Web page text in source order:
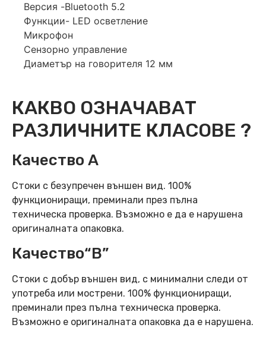
Версия -Bluetooth 5.2
Функции- LED осветление
Микрофон
Сензорно управление
Диаметър на говорителя 12 мм
КАКВО ОЗНАЧАВАТ
РАЗЛИЧНИТЕ КЛАСОВЕ ?
Качество А
Стоки с безупречен външен вид. 100%
функциониращи, преминали през пълна
техническа проверка. Възможно е да е нарушена
оригиналната опаковка.
Качество“B”
Стоки с добър външен вид, с минимални следи от
употреба или мострени. 100% функциониращи,
преминали през пълна техническа проверка.
Възможно е оригиналната опаковка да е нарушена.